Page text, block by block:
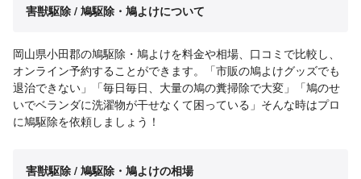
害獣駆除 / 鳩駆除・鳩よけについて
岡山県小田郡の鳩駆除・鳩よけを料金や相場、口コミで比較し、
オンライン予約することができます。「市販の鳩よけグッズでも
退治できない」「毎日毎日、大量の鳩の糞掃除で大変」「鳩のせ
いでベランダに洗濯物が干せなくて困っている」そんな時はプロ
に鳩駆除を依頼しましょう！
害獣駆除 / 鳩駆除・鳩よけの相場